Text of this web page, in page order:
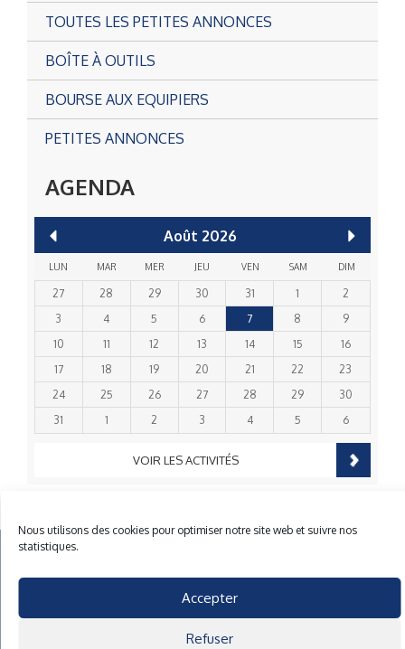
Nous utilisons des cookies pour optimiser notre site web et suivre nos
statistiques.
Accepter
Refuser
TOUTES LES PETITES ANNONCES
BOÎTE À OUTILS
BOURSE AUX EQUIPIERS
PETITES ANNONCES
AGENDA
Août 2026
LUN MAR MER JEU VEN SAM DIM
27 28 29 30 31 1
2
3
4 5 6 7 8
9
10
11 12 13 14 15
16
17
18 19 20 21 22
23
24
25 26 27 28 29
30
31
1 2 3 4 5 6
VOIR LES ACTIVITÉS
40 rue du Gelin 56570 Locmiquelic